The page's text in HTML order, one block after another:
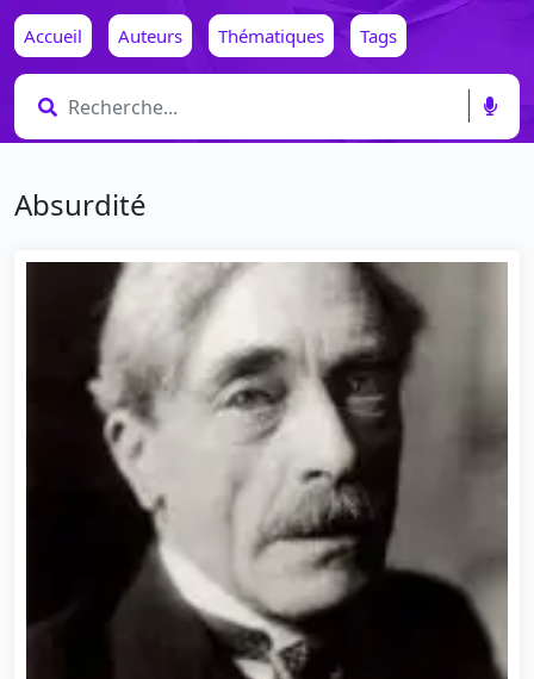
Accueil Auteurs Thématiques Tags
Absurdité